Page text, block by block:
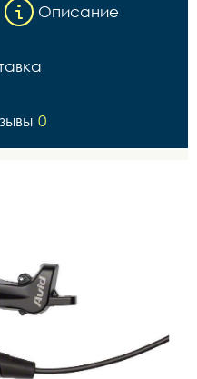
Описание
0